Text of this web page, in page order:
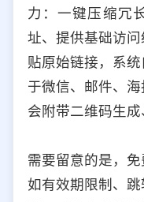
力：一键压缩冗
址、提供基础访
贴原始链接，系
于微信、邮件、
会附带二维码生成
需要留意的是，
如有效期限制、